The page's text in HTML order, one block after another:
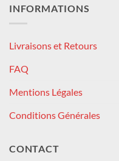
INFORMATIONS
Livraisons et Retours
FAQ
Mentions Légales
Conditions Générales
CONTACT